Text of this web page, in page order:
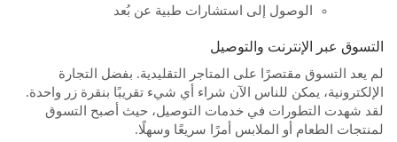
الوصول إلى استشارات طبية عن بُعد
التسوق عبر الإنترنت والتوصيل
لم يعد التسوق مقتصرًا على المتاجر التقليدية. بفضل التجارة
الإلكترونية، يمكن للناس الآن شراء أي شيء تقريبًا بنقرة زر واحدة.
لقد شهدت التطورات في خدمات التوصيل، حيث أصبح التسوق
لمنتجات الطعام أو الملابس أمرًا سريعًا وسهلًا.